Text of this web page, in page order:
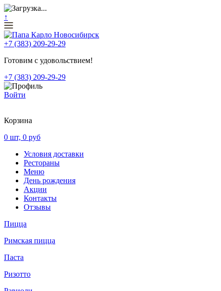
↑
+7 (383) 209-29-29
Готовим с удовольствием!
+7 (383) 209-29-29
Войти
Корзина
0 шт, 0 руб
Условия доставки
Рестораны
Меню
День рождения
Акции
Контакты
Отзывы
Пицца
Римская пицца
Паста
Ризотто